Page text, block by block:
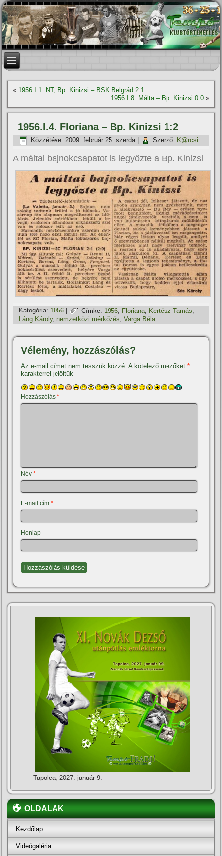
« 1956.I.1. NT, Bp. Kinizsi – BSK Belgrád 2:1
1956.I.8. Málta – Bp. Kinizsi 0:0»
1956.I.4. Floriana – Bp. Kinizsi 1:2
Közzétéve: 2009. február 25. szerda| Szerző: K@rcsi
A máltai bajnokcsapatot is legyőzte a Bp. Kinizsi
Kategória: 1956 | Címke: 1956 Floriana Kertész Tamás
Láng Károly, nemzetközi mérkőzés,Varga Béla
Vélemény, hozzászólás?
Az e-mail címet nem tesszük közzé. A kötelező mezőket*
karakterrel jelöltük
Hozzászólás*
Név*
E-mail cím*
Honlap
Tapolca, 2027. január 9.
OLDALAK
Kezdőlap
Videógaléria